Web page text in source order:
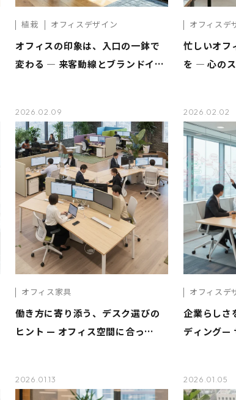
植栽 オフィスデザイン
オフィスの印象は、入口の一鉢で
変わる ― 来客動線とブランドイメ
オフィスデ
忙しいオフ
を ― 心の
2026.02.09
オフィス家具
働き方に寄り添う、デスク選びの
ヒント — オフィス空間に合っ
2026.02.02
オフィスデ
企業らしさ
ディング—
2026.01.13 2026.01.05